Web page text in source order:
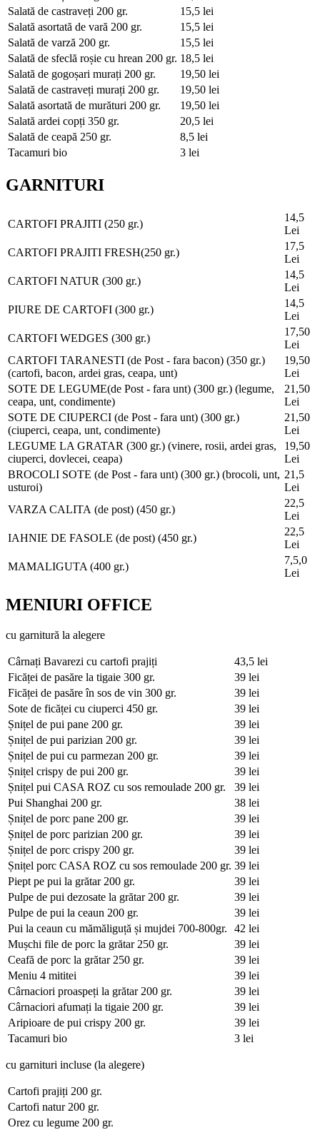
Salată de castraveți 200 gr.
15,5 lei
Salată asortată de vară 200 gr.
15,5 lei
Salată de varză 200 gr.
15,5 lei
Salată de sfeclă roșie cu hrean 200 gr. 18,5 lei
Salată de gogoșari murați 200 gr.
19,50 lei
Salată de castraveți murați 200 gr.
19,50 lei
Salată asortată de murături 200 gr.
19,50 lei
Salată ardei copți 350 gr.
20,5 lei
Salată de ceapă 250 gr.
8,5 lei
Tacamuri bio
3 lei
GARNITURI
CARTOFI PRAJITI (250 gr.)
14,5
Lei
CARTOFI PRAJITI FRESH(250 gr.)
17,5
Lei
CARTOFI NATUR (300 gr.)
14,5
Lei
PIURE DE CARTOFI (300 gr.)
14,5
Lei
CARTOFI WEDGES (300 gr.)
17,50
Lei
CARTOFI TARANESTI (de Post - fara bacon) (350 gr.)
(cartofi, bacon, ardei gras, ceapa, unt)
19,50
Lei
SOTE DE LEGUME(de Post - fara unt) (300 gr.) (legume,
ceapa, unt, condimente)
21,50
Lei
SOTE DE CIUPERCI (de Post - fara unt) (300 gr.)
(ciuperci, ceapa, unt, condimente)
21,50
Lei
LEGUME LA GRATAR (300 gr.) (vinere, rosii, ardei gras,
ciuperci, dovlecei, ceapa)
19,50
Lei
BROCOLI SOTE (de Post - fara unt) (300 gr.) (brocoli, unt,
usturoi)
21,5
Lei
VARZA CALITA (de post) (450 gr.)
22,5
Lei
IAHNIE DE FASOLE (de post) (450 gr.)
22,5
Lei
MAMALIGUTA (400 gr.)
7,5,0
Lei
MENIURI OFFICE
cu garnitură la alegere
Cârnați Bavarezi cu cartofi prajiți
43,5 lei
Ficăței de pasăre la tigaie 300 gr.
39 lei
Ficăței de pasăre în sos de vin 300 gr.
39 lei
Sote de ficăței cu ciuperci 450 gr.
39 lei
Șnițel de pui pane 200 gr.
39 lei
Șnițel de pui parizian 200 gr.
39 lei
Șnițel de pui cu parmezan 200 gr.
39 lei
Șnițel crispy de pui 200 gr.
39 lei
Șnițel pui CASA ROZ cu sos remoulade 200 gr.
39 lei
Pui Shanghai 200 gr.
38 lei
Șnițel de porc pane 200 gr.
39 lei
Șnițel de porc parizian 200 gr.
39 lei
Șnițel de porc crispy 200 gr.
39 lei
Șnițel porc CASA ROZ cu sos remoulade 200 gr. 39 lei
Piept pe pui la grătar 200 gr.
39 lei
Pulpe de pui dezosate la grătar 200 gr.
39 lei
Pulpe de pui la ceaun 200 gr.
39 lei
Pui la ceaun cu mămăliguță și mujdei 700-800gr.
42 lei
Mușchi file de porc la grătar 250 gr.
39 lei
Ceafă de porc la grătar 250 gr.
39 lei
Meniu 4 mititei
39 lei
Cârnaciori proaspeți la grătar 200 gr.
39 lei
Cârnaciori afumați la tigaie 200 gr.
39 lei
Aripioare de pui crispy 200 gr.
39 lei
Tacamuri bio
3 lei
cu garnituri incluse (la alegere)
Cartofi prajiți 200 gr.
Cartofi natur 200 gr.
Orez cu legume 200 gr.